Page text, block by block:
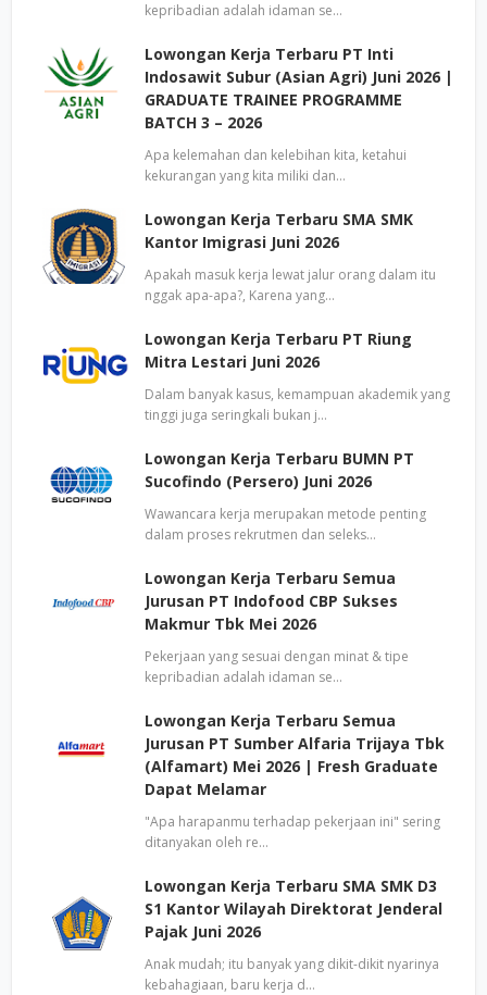
kepribadian adalah idaman se…
Lowongan Kerja Terbaru PT Inti
Indosawit Subur (Asian Agri) Juni 2026 |
GRADUATE TRAINEE PROGRAMME
BATCH 3 – 2026
Apa kelemahan dan kelebihan kita, ketahui
kekurangan yang kita miliki dan…
Lowongan Kerja Terbaru SMA SMK
Kantor Imigrasi Juni 2026
Apakah masuk kerja lewat jalur orang dalam itu
nggak apa-apa?, Karena yang…
Lowongan Kerja Terbaru PT Riung
Mitra Lestari Juni 2026
Dalam banyak kasus, kemampuan akademik yang
tinggi juga seringkali bukan j…
Lowongan Kerja Terbaru BUMN PT
Sucofindo (Persero) Juni 2026
Wawancara kerja merupakan metode penting
dalam proses rekrutmen dan seleks…
Lowongan Kerja Terbaru Semua
Jurusan PT Indofood CBP Sukses
Makmur Tbk Mei 2026
Pekerjaan yang sesuai dengan minat & tipe
kepribadian adalah idaman se…
Lowongan Kerja Terbaru Semua
Jurusan PT Sumber Alfaria Trijaya Tbk
(Alfamart) Mei 2026 | Fresh Graduate
Dapat Melamar
"Apa harapanmu terhadap pekerjaan ini" sering
ditanyakan oleh re…
Lowongan Kerja Terbaru SMA SMK D3
S1 Kantor Wilayah Direktorat Jenderal
Pajak Juni 2026
Anak mudah; itu banyak yang dikit-dikit nyarinya
kebahagiaan, baru kerja d…